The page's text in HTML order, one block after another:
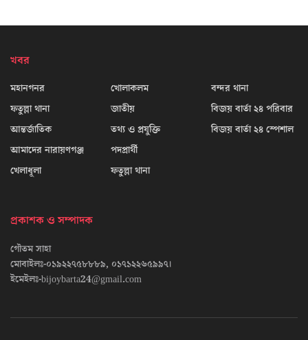
খবর
মহানগনর
ফতুল্লা থানা
আন্তর্জাতিক
আমাদের নারায়ণগঞ্জ
খেলাধূলা
খোলাকলম
জাতীয়
তথ্য ও প্রযুক্তি
পদপ্রার্থী
ফতুল্লা থানা
বন্দর থানা
বিজয় বার্তা ২৪ পরিবার
বিজয় বার্তা ২৪ স্পেশাল
প্রকাশক ও সম্পাদক
গৌতম সাহা
মোবাইলঃ-০১৯২২৭৫৮৮৮৯, ০১৭১২২৬৫৯৯৭।
ইমেইলঃ-bijoybarta24@gmail.com